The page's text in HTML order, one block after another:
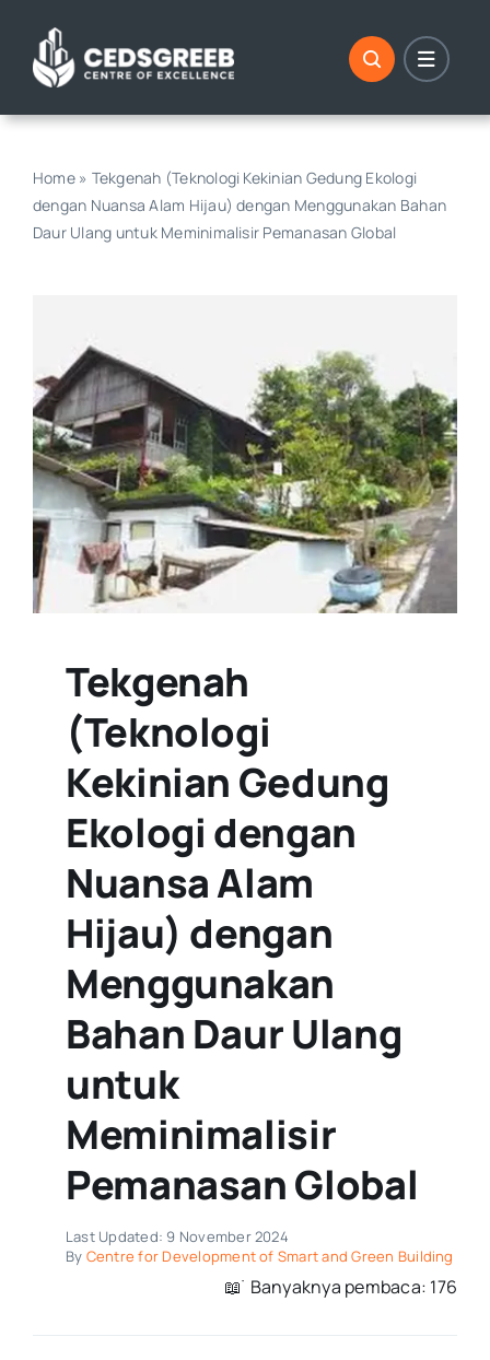
content
Home» Tekgenah (Teknologi Kekinian Gedung Ekologi
dengan Nuansa Alam Hijau) dengan Menggunakan Bahan
Daur Ulang untuk Meminimalisir Pemanasan Global
Tekgenah
(Teknologi
Kekinian Gedung
Ekologi dengan
Nuansa Alam
Hijau) dengan
Menggunakan
Bahan Daur Ulang
untuk
Meminimalisir
Pemanasan Global
Last Updated: 9 November 2024
By Centre for Development of Smart and Green Building
📖 ࣪ Banyaknya pembaca: 176